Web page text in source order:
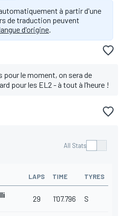
à partir d'une
de traduction peuvent
d'origine.
pour le moment, on sera de
pour les EL2 - à tout à l’heure !
All Stats
LAPS TIME TYRES
29 1'07.796 S